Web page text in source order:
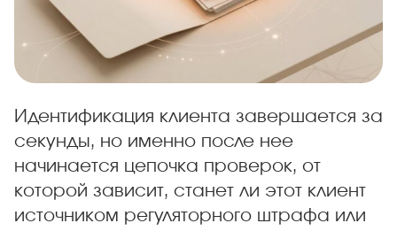
Идентификация клиента завершается за
секунды, но именно после нее
начинается цепочка проверок, от
которой зависит, станет ли этот клиент
источником регуляторного штрафа или